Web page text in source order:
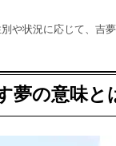
や状況に応じて、吉
夢の意味と